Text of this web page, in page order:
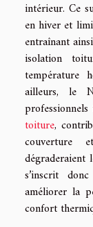
intérieur. Ce
en hiver et
entraînant
isolation
température
ailleurs, le
toiture,
couverture
dégraderaient
s’inscrit
améliorer la
confort